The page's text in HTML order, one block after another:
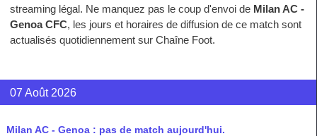
streaming légal. Ne manquez pas le coup d'envoi de Milan AC -
Genoa CFC, les jours et horaires de diffusion de ce match sont
actualisés quotidiennement sur Chaîne Foot.
07 Août 2026
Milan AC - Genoa : pas de match aujourd'hui.